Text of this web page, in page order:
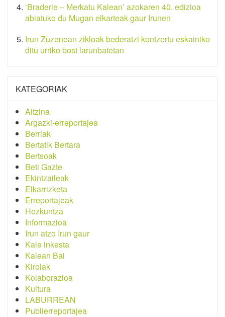
‘Braderie – Merkatu Kalean’ azokaren 40. edizioa
abiatuko du Mugan elkarteak gaur Irunen
Irun Zuzenean zikloak bederatzi kontzertu eskainiko
ditu urriko bost larunbatetan
KATEGORIAK
Aitzina
Argazki-erreportajea
Berriak
Bertatik Bertara
Bertsoak
Beti Gazte
Ekintzaileak
Elkarrizketa
Erreportajeak
Hezkuntza
Informazioa
Irun atzo Irun gaur
Kale inkesta
Kalean Bai
Kirolak
Kolaborazioa
Kultura
LABURREAN
Publierreportajea